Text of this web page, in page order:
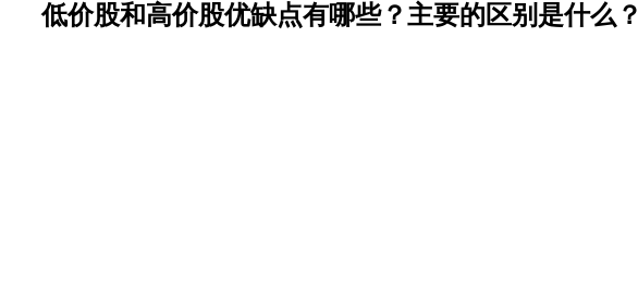
低价股和高价股优缺点有哪些？主要的区别是什么？